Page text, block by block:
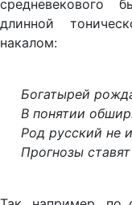
средневекового
длинной
накалом:
Богатырей
В понятии
Род русский не
Прогнозы